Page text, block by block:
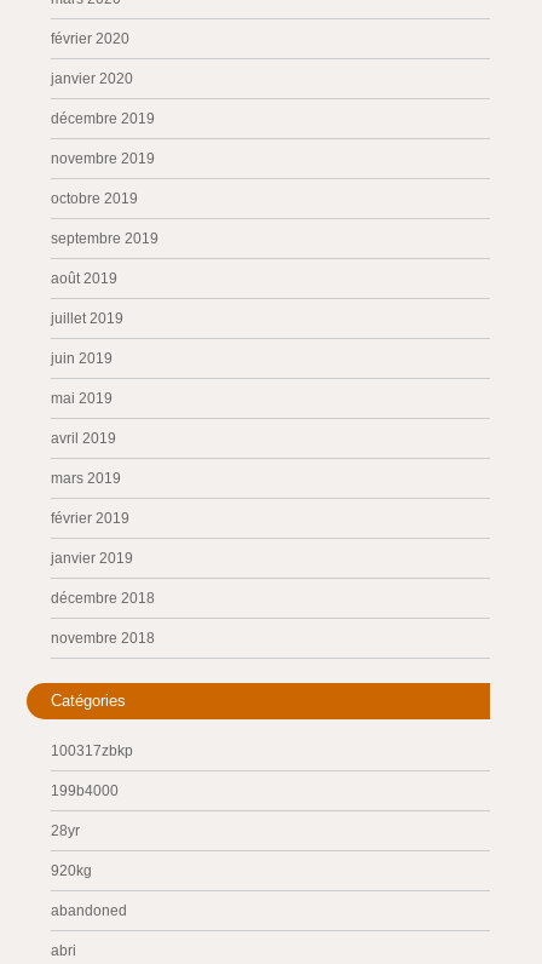
février 2020
janvier 2020
décembre 2019
novembre 2019
octobre 2019
septembre 2019
août 2019
juillet 2019
juin 2019
mai 2019
avril 2019
mars 2019
février 2019
janvier 2019
décembre 2018
novembre 2018
Catégories
100317zbkp
199b4000
28yr
920kg
abandoned
abri